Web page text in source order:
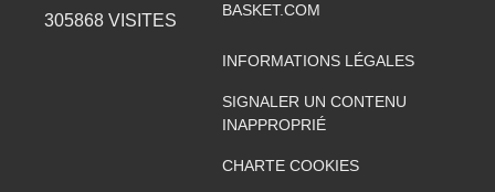
305868 VISITES
BASKET.COM
INFORMATIONS LÉGALES
SIGNALER UN CONTENU
INAPPROPRIÉ
CHARTE COOKIES